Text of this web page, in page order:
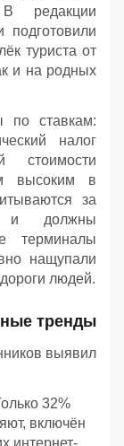
редакции
туриста от
и на родных
по ставкам:
налог
высоким в
за
и должны
терминалы
нащупали
людей.
тренды
выявил
32%
включён
интернет-